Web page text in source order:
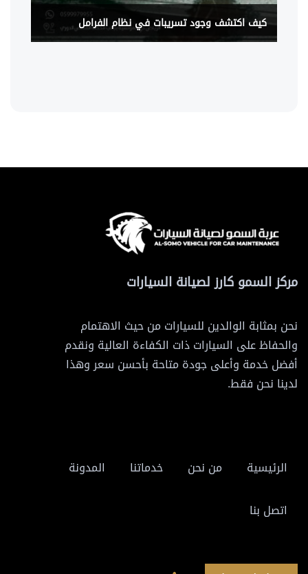
كيف اكتشف وجود تسريبات في نظام الفرامل
مركز السمو كارز لصيانة السيارات
نحن بمثابة الوالدين للسيارات من حيث الاهتمام
والحفاظ على السيارات ذات الكفاءة العالية ونقدم
أفضل خدمة وأعلى جودة متاحة بأحسن سعر وهذا
لدينا نحن فقط.
الرئيسية من نحن خدماتنا
المدونة
اتصل بنا